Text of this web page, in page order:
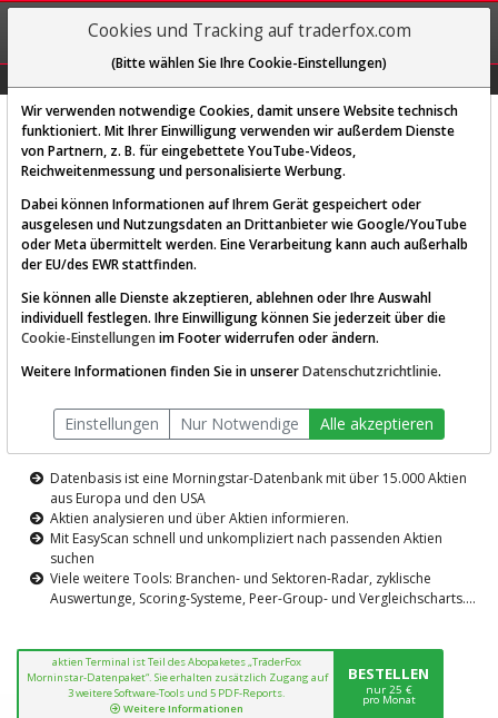
REGIS-
TRIEREN
Diese Funktion ist nur für
AKTIEN-TERMINAL
Die Aktienanalyse-Plattform von
TraderFox
Datenbasis ist eine Morningstar-Datenbank mit über 15.000 Aktien
aus Europa und den USA
Aktien analysieren und über Aktien informieren.
Mit EasyScan schnell und unkompliziert nach passenden Aktien
suchen
Viele weitere Tools: Branchen- und Sektoren-Radar, zyklische
Auswertunge, Scoring-Systeme, Peer-Group- und Vergleichscharts....
aktien Terminal ist Teil des Abopaketes „TraderFox
Morninstar-Datenpaket“. Sie erhalten zusätzlich Zugang auf
3 weitere Software-Tools und 5 PDF-Reports.
Weitere Informationen
BESTELLEN
nur 25 €
pro Monat
Cookies und Tracking auf traderfox.com
(Bitte wählen Sie Ihre Cookie-Einstellungen)
Wir verwenden notwendige Cookies, damit unsere Website technisch
funktioniert. Mit Ihrer Einwilligung verwenden wir außerdem Dienste
von Partnern, z. B. für eingebettete YouTube-Videos,
Reichweitenmessung und personalisierte Werbung.
Dabei können Informationen auf Ihrem Gerät gespeichert oder
ausgelesen und Nutzungsdaten an Drittanbieter wie Google/YouTube
oder Meta übermittelt werden. Eine Verarbeitung kann auch außerhalb
der EU/des EWR stattfinden.
Sie können alle Dienste akzeptieren, ablehnen oder Ihre Auswahl
individuell festlegen. Ihre Einwilligung können Sie jederzeit über die
Cookie-Einstellungen im Footer widerrufen oder ändern.
Weitere Informationen finden Sie in unsererDatenschutzrichtlinie.
Einstellungen Nur Notwendige Alle akzeptieren